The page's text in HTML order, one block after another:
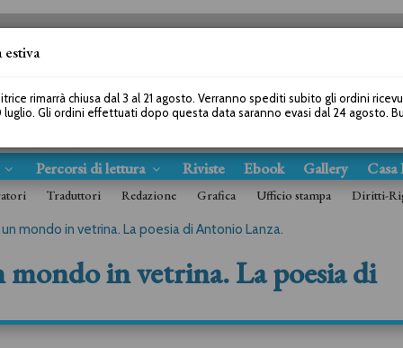
Percorsi di lettura Riviste Ebook Gallery
Traduttori Redazione Grafica Ufficio stampa Diritti-
mondo in vetrina. La poesia di Antonio Lanza.
mondo in vetrina. La poesia di
estiva
rimarrà chiusa dal 3 al 21 agosto. Verranno spediti subito gli ordini
luglio. Gli ordini effettuati dopo questa data saranno evasi dal 24 agosto.